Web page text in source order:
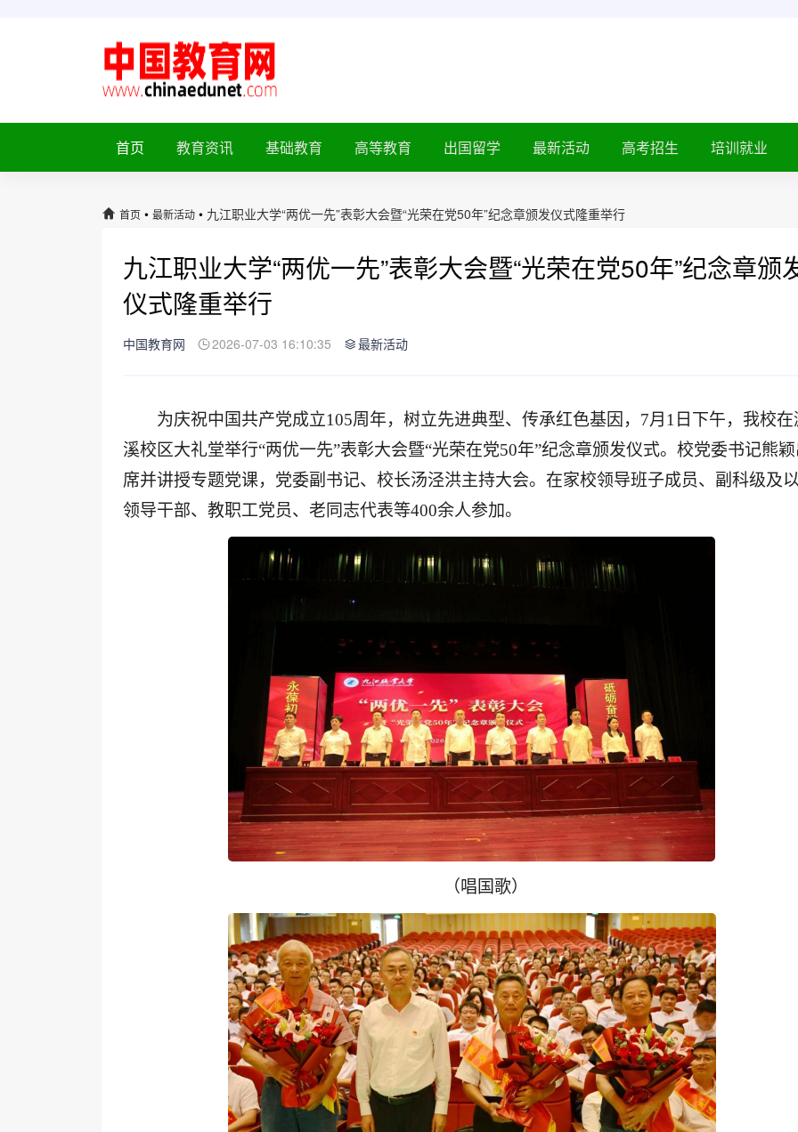
首页 教育资讯 基础教育 高等教育 出国留学 最新活动 高考招生 培训就业
首页 • 最新活动 • 九江职业大学“两优一先”表彰大会暨“光荣在党50年”纪念章颁发仪式隆重举行
九江职业大学“两优一先”表彰大会暨“光荣在党50年”纪念章颁
仪式隆重举行
中国教育网 2026-07-03 16:10:35 最新活动
为庆祝中国共产党成立105周年，树立先进典型、传承红色基因 ， 7月 1 日下午， 我校在
溪校区大礼堂举行“两优一先”表彰大会暨“光荣在党50年”纪念章颁发仪式。校党委书记熊
席并讲授专题党课，党委副书记、校长汤泾洪主持大会。 在家校领导班子成员、 副科级及
领导干部、教职工党员、老同志代表等400余人参加。
（唱国歌）